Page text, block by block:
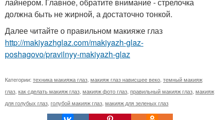
должна быть не жирной, а достаточно тонкой.
Далее читайте о правильном макияже глаз
http://makiyazhglaz.com/makiyazh-glaz-
poshagovo/pravilnyy-makiyazh-glaz
Категории: техника макияжа глаз макияж глаз нависшее веко темный макияж
глаз как сделать макияж глаз макияж фото глаз правильный макияж глаз макияж
для голубых глаз голубой макияж глаз макияж для зеленых глаз